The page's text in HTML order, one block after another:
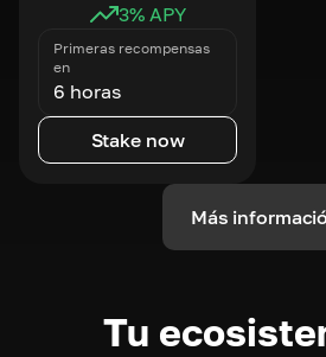
3% APY
Primeras recompensas
en
6 horas
Stake now
Más
Tu